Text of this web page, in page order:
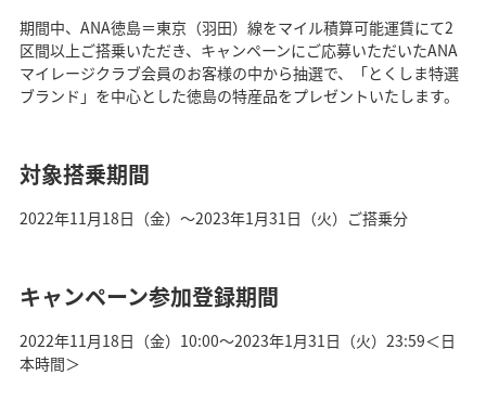
期間中、ANA徳島＝東京（羽田）線をマイル積算可能運賃にて2
区間以上ご搭乗いただき、キャンペーンにご応募いただいたANA
マイレージクラブ会員のお客様の中から抽選で、「とくしま特選
ブランド」を中心とした徳島の特産品をプレゼントいたします。
対象搭乗期間
2022年11月18日（金）～2023年1月31日（火）ご搭乗分
キャンペーン参加登録期間
2022年11月18日（金）10:00～2023年1月31日（火）23:59＜日
本時間＞